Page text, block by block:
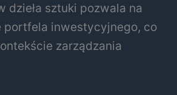
dzieła sztuki pozwala na
inwestycyjnego, co
zarządzania